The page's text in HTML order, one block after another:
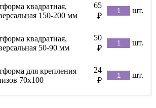
квадратная,
150-200 мм
65
₽
шт.
квадратная,
50-90 мм
50
₽
шт.
для крепления
70х100
24
₽
шт.